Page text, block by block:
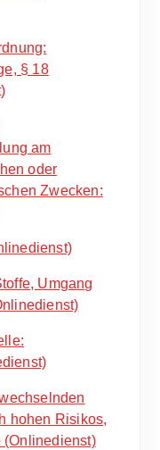
§ 18
am
oder
Zwecken:
Umgang
hohen Risikos,
(Onlinedienst)